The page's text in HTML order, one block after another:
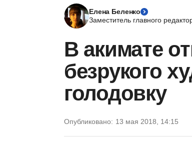
Елена Беленко
Заместитель главного
В акимате
безрукого
голодовку
Опубликовано: 13 мая 2018, 14:15